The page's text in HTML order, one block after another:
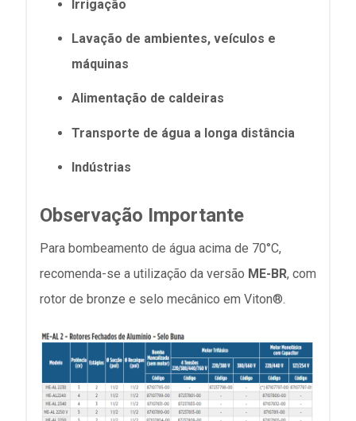
Irrigação
Lavação de ambientes, veículos e
máquinas
Alimentação de caldeiras
Transporte de água a longa distância
Indústrias
Observação Importante
Para bombeamento de água acima de 70°C,
recomenda-se a utilização da versão ME-BR, com
rotor de bronze e selo mecânico em Viton®.